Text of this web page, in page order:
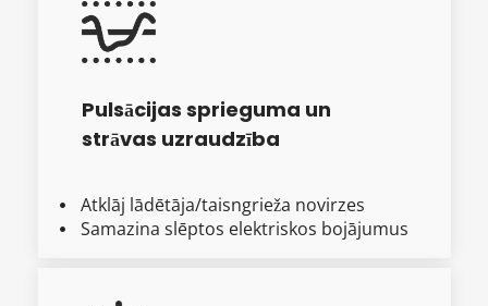
Pulsācijas sprieguma un
strāvas uzraudzība
 Atklāj lādētāja/taisngrieža novirzes
 Samazina slēptos elektriskos bojājumus